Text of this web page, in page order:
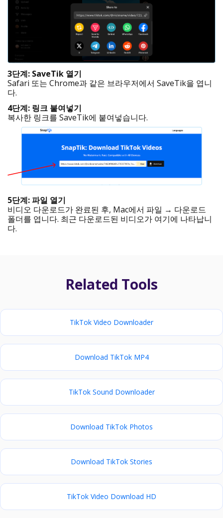
3단계: SaveTik 열기
Safari 또는 Chrome과 같은 브라우저에서 SaveTik을 엽니
다.
4단계: 링크 붙여넣기
복사한 링크를 SaveTik에 붙여넣습니다.
5단계: 파일 열기
비디오 다운로드가 완료된 후, Mac에서 파일 → 다운로드
폴더를 엽니다. 최근 다운로드된 비디오가 여기에 나타납니
다.
Related Tools
TikTok Video Downloader
Download TikTok MP4
TikTok Sound Downloader
Download TikTok Photos
Download TikTok Stories
TikTok Video Download HD